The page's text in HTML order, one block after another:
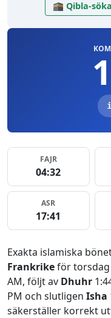
🕋 Qibla-
FAJR
04:32
ASR
17:41
Exakta islamiska
Frankrikeför torsdag
AM, följt av Dhuhr
PM och slutligen Isha
säkerställer korrekt